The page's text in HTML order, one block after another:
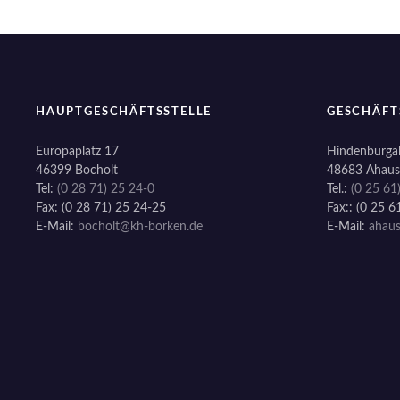
HAUPTGESCHÄFTSSTELLE
Europaplatz 17
46399 Bocholt
Tel: (0 28 71) 25 24-0
Fax: (0 28 71) 25 24-25
E-Mail: bocholt@kh-borken.de
48683 Ahaus
Tel.: (0 25
Fax:: (0 25
E-Mail: